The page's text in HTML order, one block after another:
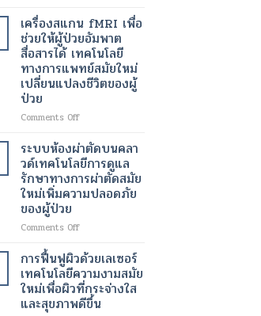
ขา
ที่
สุขภาพ
ดี
และ
อินฟราเรด
เพื่อ
ช่วย
สลาย
ไข
มัน
จุด
เร่ง
อัตรา
การ
เผา
ผลาญ
ใหม่
เพื่อ
การ
ลด
เครื่องสแกน fMRI เพื่อ
ช่วยให้ผู้ป่วยอัมพาต
สื่อสารได้ เทคโนโลยี
ทางการแพทย์สมัยใหม่
เปลี่ยนแปลงชีวิตของผู้
ป่วย
Comments Offon
สแกน
fMRI
เพื่อ
ช่วย
ให้
ป่วย
สื่อสาร
ได้
เทคโนโลยี
ทางการ
แพทย์
ระบบห้องผ่าตัดบนคลา
วด์เทคโนโลยีการดูแล
รักษาทางการผ่าตัดสมัย
ใหม่เพิ่มความปลอดภัย
ของผู้ป่วย
Comments Offon
ห้อง
ผ่าตัด
บน
คลา
วด์
การฟื้นฟูผิวด้วยเลเซอร์
เทคโนโลยีความงามสมัย
ใหม่เพื่อผิวที่กระจ่างใส
และสุขภาพดีขึ้น